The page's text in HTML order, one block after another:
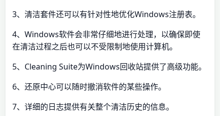
3、清洁套件还可以有针对性地优化Windows注册表。
4、Windows软件会非常仔细地进行处理，以确保即使
在清洁过程之后也可以不受限制地使用计算机。
5、Cleaning Suite为Windows回收站提供了高级功能。
6、还原中心可以随时撤消软件的某些操作。
7、详细的日志提供有关整个清洁历史的信息。